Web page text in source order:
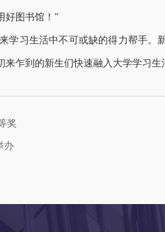
好图书馆！”
学习生活中不可或缺的得力帮手。
乍到的新生们快速融入大学学习生
奖
办